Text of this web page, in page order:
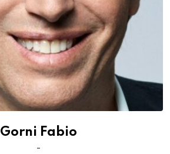
Gorni Fabio
-